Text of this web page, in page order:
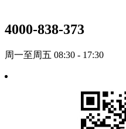
4000-838-373
周一至周五 08:30 - 17:30